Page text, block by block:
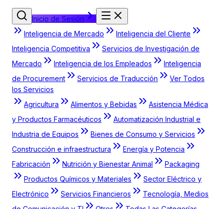
Inicio de Sesión
Inteligencia de Mercado
Inteligencia del Cliente
Inteligencia Competitiva
Servicios de Investigación de
Mercado
Inteligencia de los Empleados
Inteligencia
de Procurement
Servicios de Traducción
Ver Todos
los Servicios
Agricultura
Alimentos y Bebidas
Asistencia Médica
y Productos Farmacéuticos
Automatización Industrial e
Industria de Equipos
Bienes de Consumo y Servicios
Construcción e infraestructura
Energía y Potencia
Fabricación
Nutrición y Bienestar Animal
Packaging
Productos Químicos y Materiales
Sector Eléctrico y
Electrónico
Servicios Financieros
Tecnología, Medios